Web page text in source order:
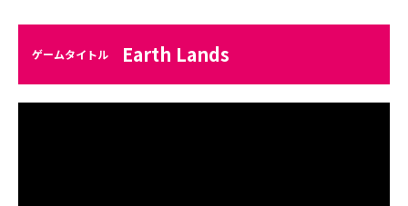
ゲームタイトル Earth Lands